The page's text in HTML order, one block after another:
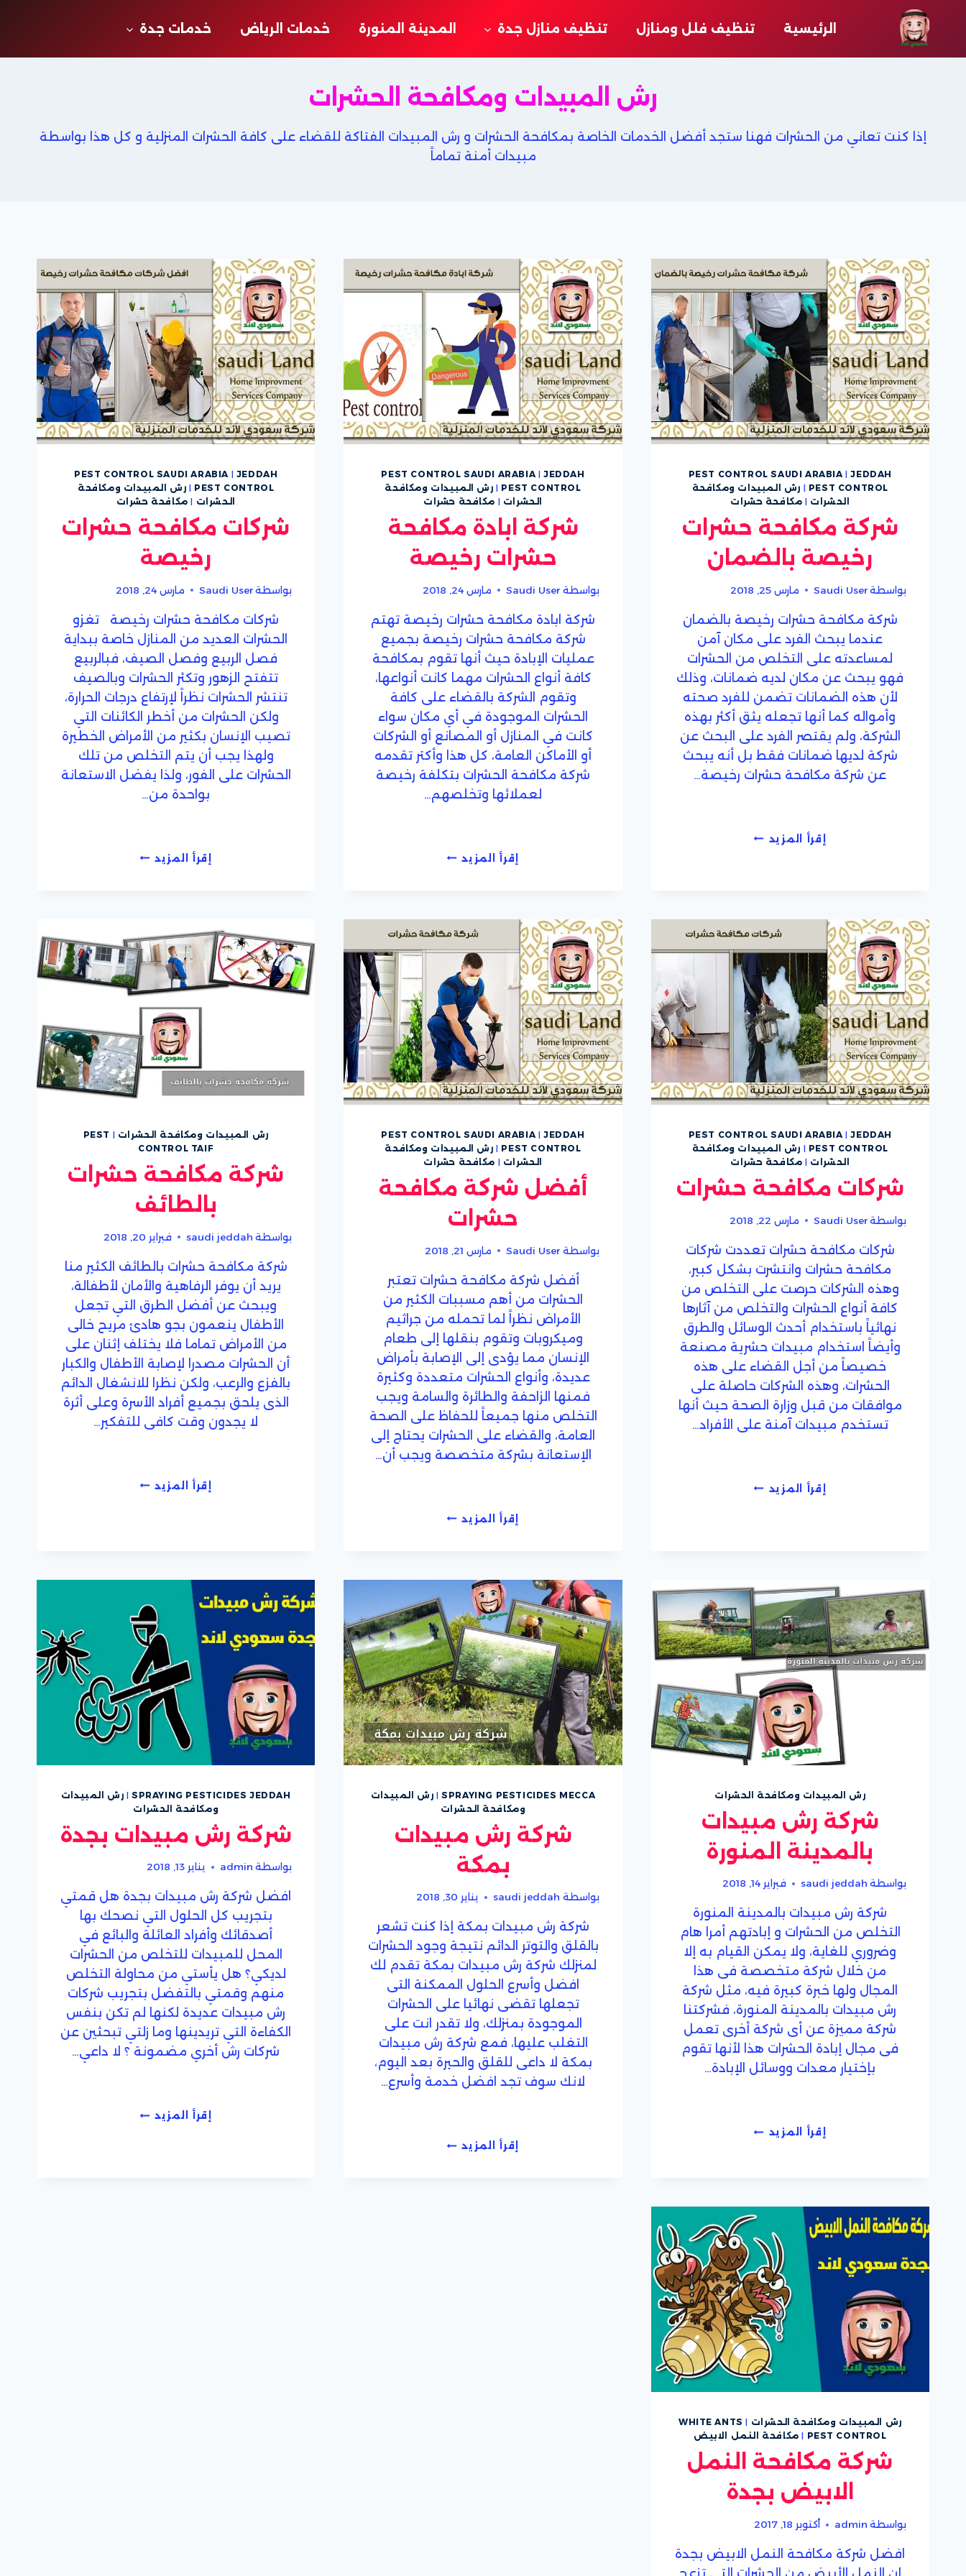
المحتوى
الرئيسية تنظيف فلل ومنازل تنظيف منازل جدة المدينة المنورة خدمات الرياض خدمات جدة
رش المبيدات ومكافحة الحشرات
إذا كنت تعاني من الحشرات فهنا ستجد أفضل الخدمات الخاصة بمكافحة الحشرات و رش المبيدات الفتاكة للقضاء على كافة الحشرات المنزلية و كل هذا بواسطة
مبيدات أمنة تماماً
PEST CONTROL SAUDI ARABIA|JEDDAH
PEST CONTROL
| رش المبيدات ومكافحة
الحشرات | مكافحة حشرات
شركة مكافحة حشرات
رخيصة بالضمان
بواسطةSaudi User مارس 25, 2018
شركة مكافحة حشرات رخيصة بالضمان
عندما يبحث الفرد على مكان آمن
لمساعدته على التخلص من الحشرات
فهو يبحث عن مكان لديه ضمانات، وذلك
لأن هذه الضمانات تضمن للفرد صحته
وأمواله كما أنها تجعله يثق أكثر بهذه
الشركة، ولم يقتصر الفرد على البحث عن
شركة لديها ضمانات فقط بل أنه يبحث
عن شركة مكافحة حشرات رخيصة…
إقرأ المزيد شركة
PEST CONTROL SAUDI ARABIA|JEDDAH
PEST CONTROL
| رش المبيدات ومكافحة
الحشرات | مكافحة حشرات
شركة ابادة مكافحة
حشرات رخيصة
بواسطة Saudi User مارس 24, 2018
شركة ابادة مكافحة حشرات رخيصة تهتم
شركة مكافحة حشرات رخيصة بجميع
عمليات الإبادة حيث أنها تقوم بمكافحة
كافة أنواع الحشرات مهما كانت أنواعها،
وتقوم الشركة بالقضاء على كافة
الحشرات الموجودة في أي مكان سواء
كانت في المنازل أو المصانع أو الشركات
أو الأماكن العامة، كل هذا وأكتر تقدمه
شركة مكافحة الحشرات بتكلفة رخيصة
لعملائها وتخلصهم…
إقرأ المزيدشركة
PEST CONTROL SAUDI ARABIA| JEDDAH
PEST CONTROL
| رش المبيدات ومكافحة
الحشرات | مكافحة حشرات
شركات مكافحة حشرات
رخيصة
بواسطة Saudi User مارس 24, 2018
شركات مكافحة حشرات رخيصة تغزو
الحشرات العديد من المنازل خاصة ببداية
فصل الربيع وفصل الصيف، فبالربيع
تتفتح الزهور وتكثر الحشرات وبالصيف
تنتشر الحشرات نظراً لإرتفاع درجات الحرارة،
ولكن الحشرات من أخطر الكائنات التي
تصيب الإنسان بكثير من الأمراض الخطيرة
ولهذا يجب أن يتم التخلص من تلك
الحشرات على الفور، ولذا يفضل الاستعانة
بواحدة من…
إقرأ المزيدشركات
PEST CONTROL SAUDI ARABIA |JEDDAH
PEST CONTROL
| رش المبيدات ومكافحة
الحشرات | مكافحة حشرات
شركات مكافحة حشرات
بواسطةSaudi User مارس 22, 2018
شركات مكافحة حشرات تعددت شركات
مكافحة حشرات وانتشرت بشكل كبير،
وهذه الشركات حرصت على التخلص من
كافة أنواع الحشرات والتخلص من آثارها
نهائياً باستخدام أحدث الوسائل والطرق
وأيضاً استخدام مبيدات حشرية مصنعة
خصيصاً من أجل القضاء على هذه
الحشرات، وهذه الشركات حاصلة على
موافقات من قبل وزارة الصحة حيث أنها
تستخدم مبيدات آمنة على الأفراد…
إقرأ المزيد شركات
PEST CONTROL SAUDI ARABIA |JEDDAH
PEST CONTROL
| رش المبيدات ومكافحة
الحشرات | مكافحة حشرات
أفضل شركة مكافحة
حشرات
بواسطة Saudi User مارس 21, 2018
أفضل شركة مكافحة حشرات تعتبر
الحشرات من أهم مسببات الكثير من
الأمراض نظراً لما تحمله من جراثيم
وميكروبات وتقوم بنقلها إلى طعام
الإنسان مما يؤدى إلى الإصابة بأمراض
عديدة، وأنواع الحشرات متعددة وكثيرة
فمنها الزاحفة والطائرة والسامة ويجب
التخلص منها جميعاً للحفاظ على الصحة
العامة، والقضاء على الحشرات يحتاج إلى
الإستعانة بشركة متخصصة ويجب أن…
إقرأ المزيدأفضل
رش المبيدات ومكافحة الحشرات |
PEST
CONTROL TAIF
شركة مكافحة حشرات
بالطائف
بواسطة saudi jeddah فبراير 20, 2018
شركة مكافحة حشرات بالطائف الكثير منا
يريد أن يوفر الرفاهية والأمان لأطفالة،
ويبحث عن أفضل الطرق التي تجعل
الأطفال ينعمون بجو هادئ مريح خالى
من الأمراض تماما فلا يختلف إثنان على
أن الحشرات مصدرا لإصابة الأطفال والكبار
بالفزع والرعب، ولكن نظرا للانشغال الدائم
الذى يلحق بجميع أفراد الأسرة وعلى أثرة
لا يجدون وقت كافى للتفكير…
إقرأ المزيدشركة
رش المبيدات ومكافحة الحشرات
شركة رش مبيدات
بالمدينة المنورة
بواسطة saudi jeddah فبراير 14, 2018
شركة رش مبيدات بالمدينة المنورة
التخلص من الحشرات و إبادتهم أمرا هام
وضروري للغاية، ولا يمكن القيام به إلا
من خلال شركة متخصصة فى هذا
المجال ولها خبرة كبيرة فيه، مثل شركة
رش مبيدات بالمدينة المنورة، فشركتنا
شركة مميزة عن أى شركة أخرى تعمل
فى مجال إبادة الحشرات هذا لأنها تقوم
بإختيار معدات ووسائل الإبادة…
إقرأ المزيد شركة
SPRAYING PESTICIDES MECCA
| رش المبيدات
ومكافحة الحشرات
شركة رش مبيدات
بمكة
بواسطة saudi jeddah يناير 30, 2018
شركة رش مبيدات بمكة إذا كنت تشعر
بالقلق والتوتر الدائم نتيجة وجود الحشرات
لمنزلك شركة رش مبيدات بمكة تقدم لك
افضل وأسرع الحلول الممكنة التى
تجعلها تقضى نهائيا على الحشرات
الموجودة بمنزلك، ولا تقدر انت على
التغلب عليها، فمع شركة رش مبيدات
بمكة لا داعى للقلق والحيرة بعد اليوم،
لانك سوف تجد افضل خدمة وأسرع…
إقرأ المزيدشركة
SPRAYING PESTICIDES JEDDAH
| رش المبيدات
ومكافحة الحشرات
شركة رش مبيدات بجدة
بواسطة admin يناير 13, 2018
افضل شركة رش مبيدات بجدة هل قمتي
بتجريب كل الحلول التي نصحك بها
أصدقائك وأفراد العائلة والبائع في
المحل للمبيدات للتخلص من الحشرات
لديكي؟ هل يأستي من محاولة التخلص
منهم وقمتي بالتفضل بتجريب شركات
رش مبيدات عديدة لكنها لم تكن بنفس
الكفاءة التي تريدينها وما زلتي تبحثين عن
شركات رش أخري مضمونة ؟ لا داعي…
إقرأ المزيدشركة
رش المبيدات ومكافحة الحشرات |
WHITE ANTS
PEST CONTROL
| مكافحة النمل الابيض
شركة مكافحة النمل
الابيض بجدة
بواسطة admin أكتوبر 18, 2017
افضل شركة مكافحة النمل الابيض بجدة
إن النمل الأبيض من الحشرات التي تزعج